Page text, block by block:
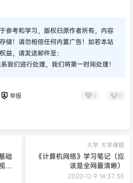
参考和学习，版权归原作者所有，内容
储！请勿相信任何内置广告！如若本站
益，请发送邮件至：
我们进行处理，我们将第一时间处理！
举报 0 0
础
大学 大学课程
《计算机网络》学习笔记（应
该是全网最清晰）
2020-12-9 14:37:38